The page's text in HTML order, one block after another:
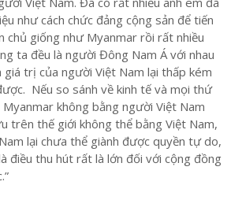
như cách chức đảng cộng sản để tiến
chủ giống như Myanmar rồi rất nhiều
ta đều là người Đông Nam Á với nhau
giá trị của người Việt Nam lại thấp kém
Nếu so sánh về kinh tế và mọi thứ
không bằng người Việt Nam
trên thế giới không thể bằng Việt Nam,
lại chưa thể giành được quyền tự do,
điều thu hút rất là lớn đối với cộng đồng